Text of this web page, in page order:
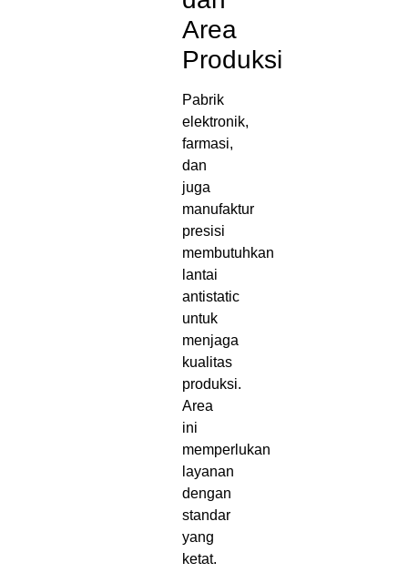
Area
Produksi
Pabrik
elektronik,
farmasi,
dan
juga
manufaktur
presisi
membutuhkan
lantai
antistatic
untuk
menjaga
kualitas
produksi.
Area
ini
memperlukan
layanan
dengan
standar
yang
ketat.